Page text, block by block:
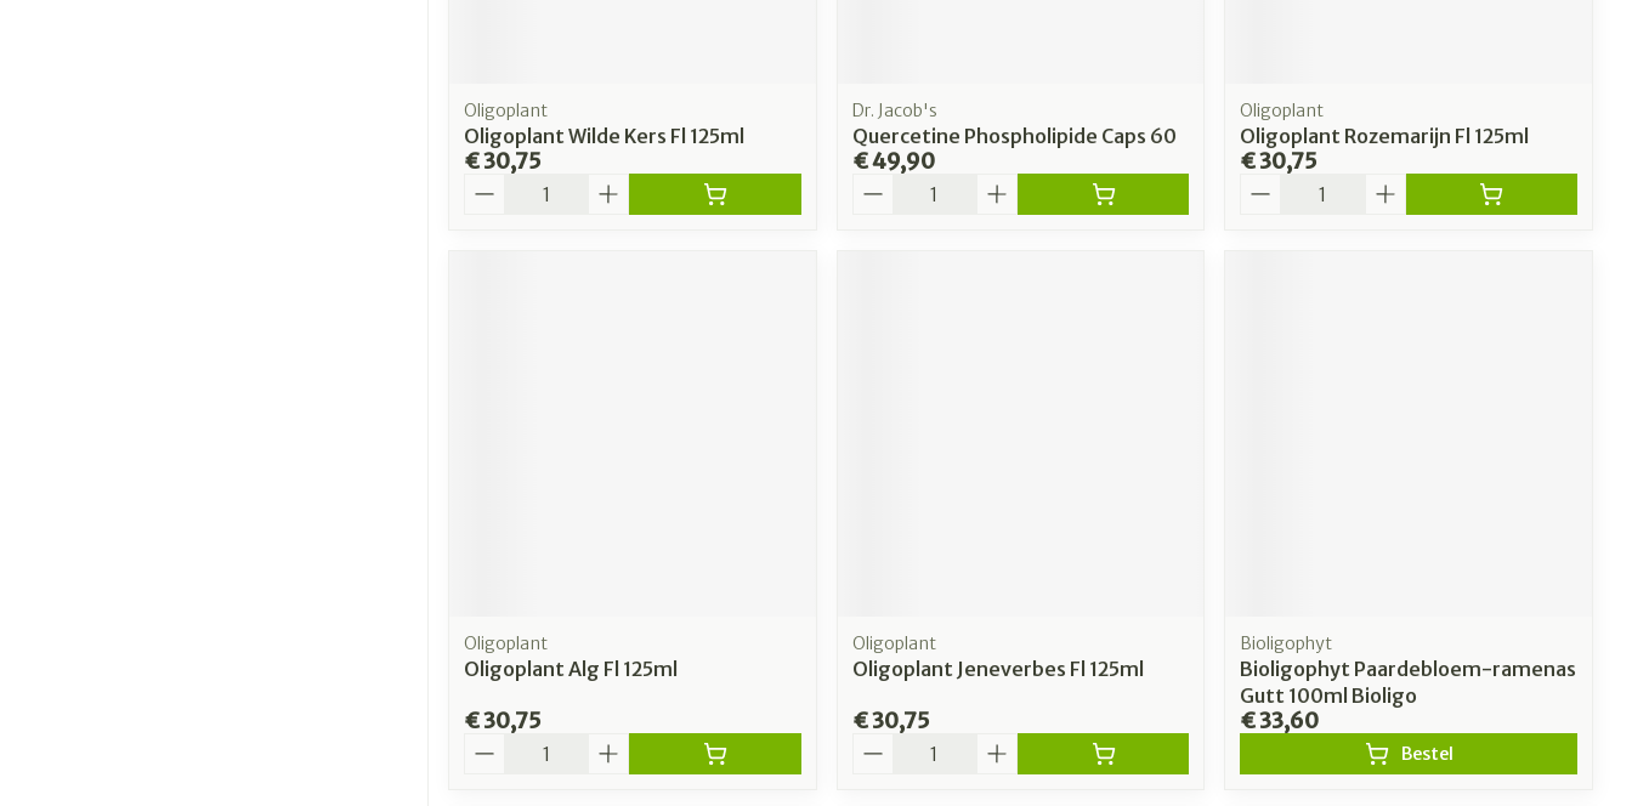
Oligoplant
Oligoplant Wilde Kers Fl 125ml
€ 30,75
Dr. Jacob's
Quercetine Phospholipide Caps 60
€ 49,90
Oligoplant
Oligoplant Rozemarijn Fl 125ml
€ 30,75
Oligoplant
Oligoplant Alg Fl 125ml
€ 30,75
Oligoplant
Oligoplant Jeneverbes Fl 125ml
€ 30,75
Bioligophyt
Bioligophyt Paardebloem-ramenas
Gutt 100ml Bioligo
€ 33,60
Bestel